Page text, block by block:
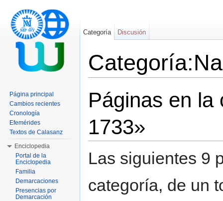
Páginas en la
1733»
Las siguientes 9
categoría, de un
Categoría Discusión
Página principal
Cambios recientes
Cronología
Efemérides
Textos de Calasanz
Enciclopedia
Portal de la
Enciclopedia
Familia
Demarcaciones
Presencias por
Demarcación